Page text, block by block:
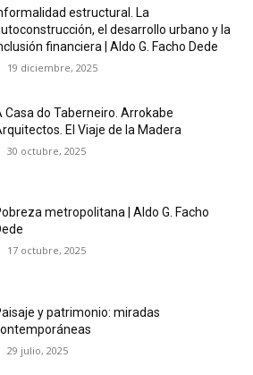
estructural. La
el desarrollo urbano y la
financiera | Aldo G. Facho Dede
19 diciembre, 2025
Casa do Taberneiro. Arrokabe
El Viaje de la Madera
30 octubre, 2025
metropolitana | Aldo G. Facho
17 octubre, 2025
y patrimonio: miradas
29 julio, 2025